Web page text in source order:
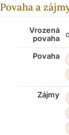
Povaha a
Vrozená
povaha
Povaha
Zájmy